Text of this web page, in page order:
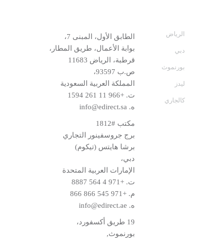
الرياض
دبي
بورنموث
ليدز
كالجاري
الطابق الأول، المبنى 7،
بوابة الأعمال، طريق المطار،
قرطبة، الرياض 11683
ص.ب 93597،
المملكة العربية السعودية
ت.+966 11 261 1594
ه. info@edirect.sa
مكتب #1812
برج جروسفينور التجاري
برشا هايتس (تيكوم)
دبي،
الإمارات العربية المتحدة
ت.+971 4 564 8887
م.+971 545 866 866
ه. info@edirect.ae
19 طريق أكسفورد،
بورنموث,